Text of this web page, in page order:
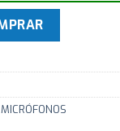
Alta